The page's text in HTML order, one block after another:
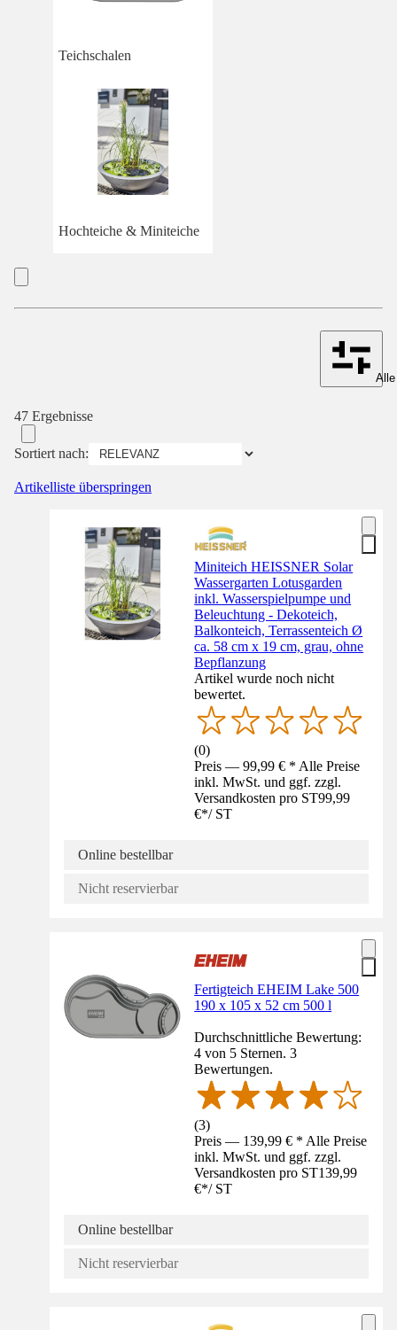
Teichschalen
Hochteiche & Miniteiche
47 Ergebnisse
Sortiert nach:
Artikelliste überspringen
Miniteich HEISSNER Solar
Wassergarten Lotusgarden
inkl. Wasserspielpumpe und
Beleuchtung - Dekoteich,
Balkonteich, Terrassenteich Ø
ca. 58 cm x 19 cm, grau, ohne
Bepflanzung
Artikel wurde noch nicht
bewertet.
(0)
Preis — 99,99 € * Alle Preise
inkl. MwSt. und ggf. zzgl.
Versandkosten pro ST99,99
€*/ ST
Online bestellbar
Nicht reservierbar
Fertigteich EHEIM Lake 500
190 x 105 x 52 cm 500 l
Durchschnittliche Bewertung:
4 von 5 Sternen. 3
Bewertungen.
(3)
Preis — 139,99 € * Alle Preise
inkl. MwSt. und ggf. zzgl.
Versandkosten pro ST139,99
€*/ ST
Online bestellbar
Nicht reservierbar